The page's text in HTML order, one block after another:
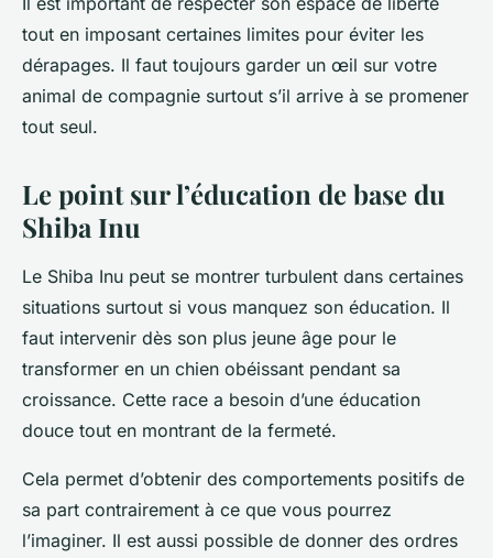
tout en imposant certaines limites pour éviter les
dérapages. Il faut toujours garder un œil sur votre
animal de compagnie surtout s’il arrive à se promener
tout seul.
Le point sur l’éducation de base du
Shiba Inu
Le Shiba Inu peut se montrer turbulent dans certaines
situations surtout si vous manquez son éducation. Il
faut intervenir dès son plus jeune âge pour le
transformer en un chien obéissant pendant sa
croissance. Cette race a besoin d’une éducation
douce tout en montrant de la fermeté.
Cela permet d’obtenir des comportements positifs de
sa part contrairement à ce que vous pourrez
l’imaginer. Il est aussi possible de donner des ordres